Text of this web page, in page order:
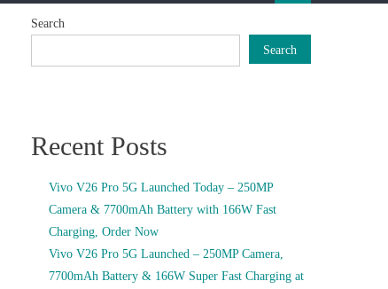
Search
Search
Recent Posts
Vivo V26 Pro 5G Launched Today – 250MP
Camera & 7700mAh Battery with 166W Fast
Charging, Order Now
Vivo V26 Pro 5G Launched – 250MP Camera,
7700mAh Battery & 166W Super Fast Charging at